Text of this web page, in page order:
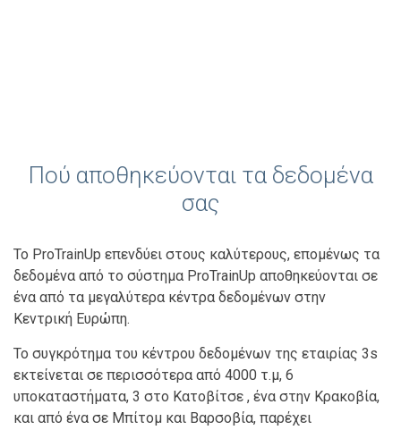
Πού αποθηκεύονται τα δεδομένα
σας
Το ProTrainUp επενδύει στους καλύτερους, επομένως τα
δεδομένα από το σύστημα ProTrainUp αποθηκεύονται σε
ένα από τα μεγαλύτερα κέντρα δεδομένων στην
Κεντρική Ευρώπη.
Το συγκρότημα του κέντρου δεδομένων της εταιρίας 3s
εκτείνεται σε περισσότερα από 4000 τ.μ, 6
υποκαταστήματα, 3 στο Κατοβίτσε , ένα στην Κρακοβία,
και από ένα σε Μπίτομ και Βαρσοβία, παρέχει